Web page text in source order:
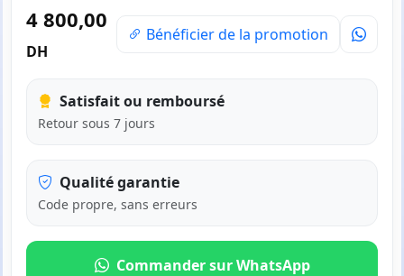
4 800,00
DH
Bénéficier de la promotion
Satisfait ou remboursé
Retour sous 7 jours
Qualité garantie
Code propre, sans erreurs
Commander sur WhatsApp